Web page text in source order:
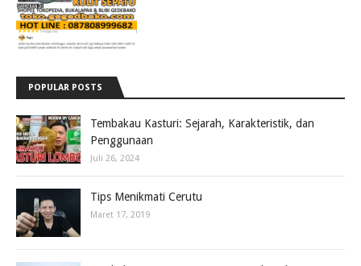
POPULAR POSTS
Tembakau Kasturi: Sejarah, Karakteristik, dan
Penggunaan
Juli 26, 2024
Tips Menikmati Cerutu
Maret 17, 2019